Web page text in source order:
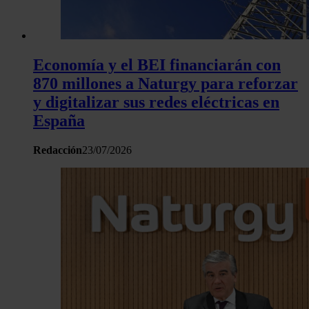
análisis web, quienes pueden combinarla con otra
haya proporcionado o que hayan recopilado a partir del uso
Economía y el BEI financiarán con
870 millones a Naturgy para reforzar
y digitalizar sus redes eléctricas en
España
Redacción23/07/2026